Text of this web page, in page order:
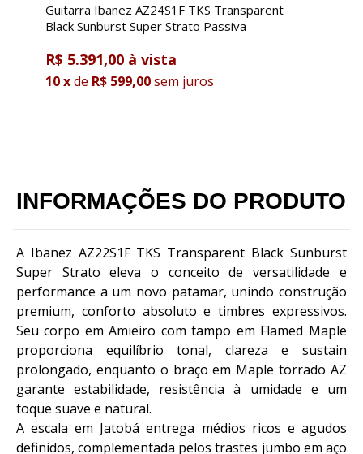
Guitarra Ibanez AZ24S1F TKS Transparent
Black Sunburst Super Strato Passiva
R$ 5.391,00
10xde R$ 599,00sem juros
INFORMAÇÕES DO PRODUTO
A Ibanez AZ22S1F TKS Transparent Black Sunburst
Super Strato eleva o conceito de versatilidade e
performance a um novo patamar, unindo construção
premium, conforto absoluto e timbres expressivos.
Seu corpo em Amieiro com tampo em Flamed Maple
proporciona equilíbrio tonal, clareza e sustain
prolongado, enquanto o braço em Maple torrado AZ
garante estabilidade, resistência à umidade e um
toque suave e natural.
A escala em Jatobá entrega médios ricos e agudos
definidos, complementada pelos trastes jumbo em aço